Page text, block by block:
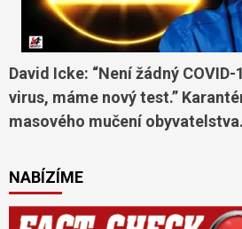
David Icke: “Není žádný
virus, máme nový test.”
masového mučení
NABÍZÍME